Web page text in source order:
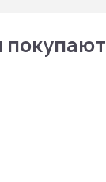
покупают